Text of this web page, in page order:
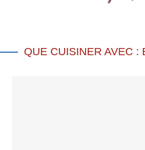
QUE CUISINER AVEC :